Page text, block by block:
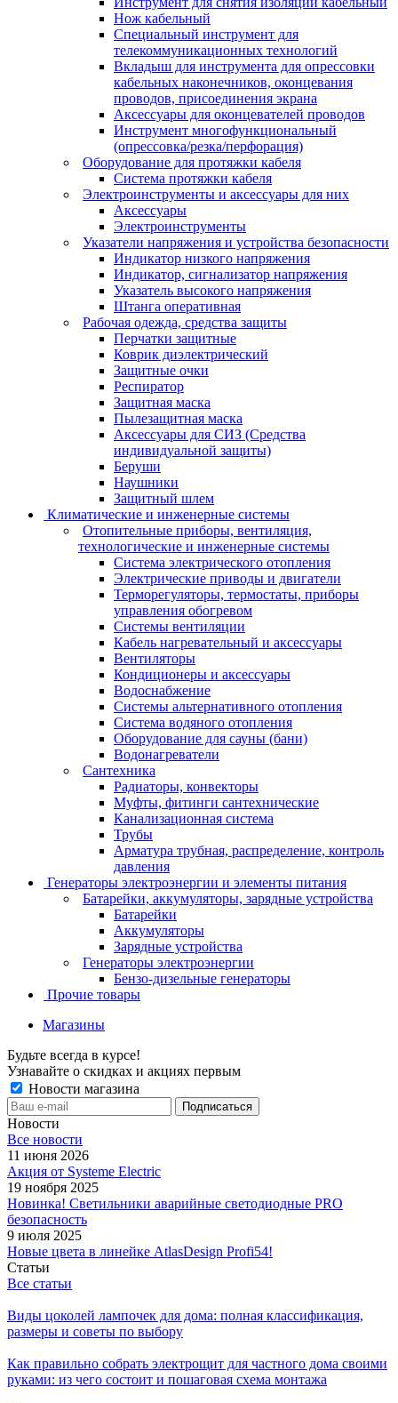
Нож кабельный
Специальный инструмент для
телекоммуникационных технологий
Вкладыш для инструмента для опрессовки
кабельных наконечников, оконцевания
проводов, присоединения экрана
Аксессуары для оконцевателей проводов
Инструмент многофункциональный
(опрессовка/резка/перфорация)
Оборудование для протяжки кабеля
Система протяжки кабеля
Электроинструменты и аксессуары для них
Аксессуары
Электроинструменты
Указатели напряжения и устройства безопасности
Индикатор низкого напряжения
Индикатор, сигнализатор напряжения
Указатель высокого напряжения
Штанга оперативная
Рабочая одежда, средства защиты
Перчатки защитные
Коврик диэлектрический
Защитные очки
Респиратор
Защитная маска
Пылезащитная маска
Аксессуары для СИЗ (Средства
индивидуальной защиты)
Беруши
Наушники
Защитный шлем
Климатические и инженерные системы
Отопительные приборы, вентиляция,
технологические и инженерные системы
Система электрического отопления
Электрические приводы и двигатели
Терморегуляторы, термостаты, приборы
управления обогревом
Системы вентиляции
Кабель нагревательный и аксессуары
Вентиляторы
Кондиционеры и аксессуары
Водоснабжение
Системы альтернативного отопления
Система водяного отопления
Оборудование для сауны (бани)
Водонагреватели
Сантехника
Радиаторы, конвекторы
Муфты, фитинги сантехнические
Канализационная система
Трубы
Арматура трубная, распределение, контроль
давления
Генераторы электроэнергии и элементы питания
Батарейки, аккумуляторы, зарядные устройства
Батарейки
Аккумуляторы
Зарядные устройства
Генераторы электроэнергии
Бензо-дизельные генераторы
Прочие товары
Магазины
Будьте всегда в курсе!
Узнавайте о скидках и акциях первым
Новости магазина
Новости
Все новости
11 июня 2026
Акция от Systeme Electric
19 ноября 2025
Новинка! Светильники аварийные светодиодные PRO
безопасность
9 июля 2025
Новые цвета в линейке AtlasDesign Profi54!
Статьи
Все статьи
Виды цоколей лампочек для дома: полная классификация,
размеры и советы по выбору
Как правильно собрать электрощит для частного дома своими
руками: из чего состоит и пошаговая схема монтажа